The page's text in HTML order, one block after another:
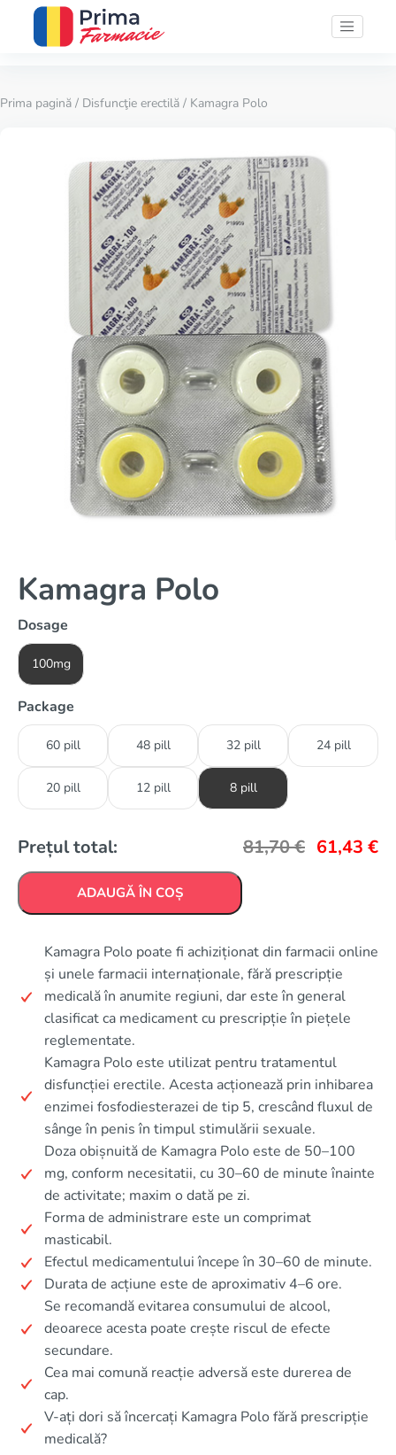
Prima pagină / Disfuncţie erectilă / Kamagra Polo
Kamagra Polo
Dosage
100mg
Package
60 pill 48 pill 32 pill 24 pill
20 pill 12 pill 8 pill
Prețul total: 81,70€ 61,43 €
ADAUGĂ ÎN COȘ
Kamagra Polo poate fi achiziționat din farmacii online
și unele farmacii internaționale, fără prescripție
medicală în anumite regiuni, dar este în general
clasificat ca medicament cu prescripție în piețele
reglementate.
Kamagra Polo este utilizat pentru tratamentul
disfuncției erectile. Acesta acționează prin inhibarea
enzimei fosfodiesterazei de tip 5, crescând fluxul de
sânge în penis în timpul stimulării sexuale.
Doza obișnuită de Kamagra Polo este de 50–100
mg, conform necesitatii, cu 30–60 de minute înainte
de activitate; maxim o dată pe zi.
Forma de administrare este un comprimat
masticabil.
Efectul medicamentului începe în 30–60 de minute.
Durata de acțiune este de aproximativ 4–6 ore.
Se recomandă evitarea consumului de alcool,
deoarece acesta poate crește riscul de efecte
secundare.
Cea mai comună reacție adversă este durerea de
cap.
V-ați dori să încercați Kamagra Polo fără prescripție
medicală?